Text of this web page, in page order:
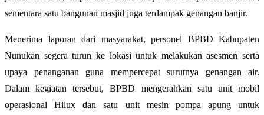
sementara satu bangunan masjid juga terdampak genangan banjir.
Menerima laporan dari masyarakat, personel BPBD Kabupaten
Nunukan segera turun ke lokasi untuk melakukan asesmen serta
upaya penanganan guna mempercepat surutnya genangan air.
Dalam kegiatan tersebut, BPBD mengerahkan satu unit mobil
operasional Hilux dan satu unit mesin pompa apung untuk